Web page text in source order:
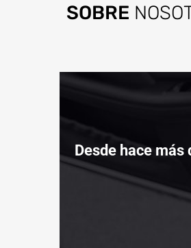
SOBRE
Desde hace